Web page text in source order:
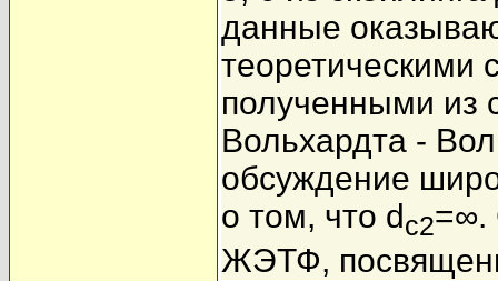
данные
теоретическими
полученными из
Вольхардта -
обсуждение
о том, что dc2=∞.
ЖЭТФ,